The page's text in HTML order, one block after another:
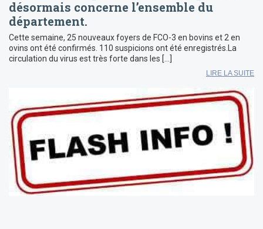
désormais concerne l’ensemble du
département.
Cette semaine, 25 nouveaux foyers de FCO-3 en bovins et 2 en
ovins ont été confirmés. 110 suspicions ont été enregistrés.La
circulation du virus est très forte dans les […]
LIRE LA SUITE